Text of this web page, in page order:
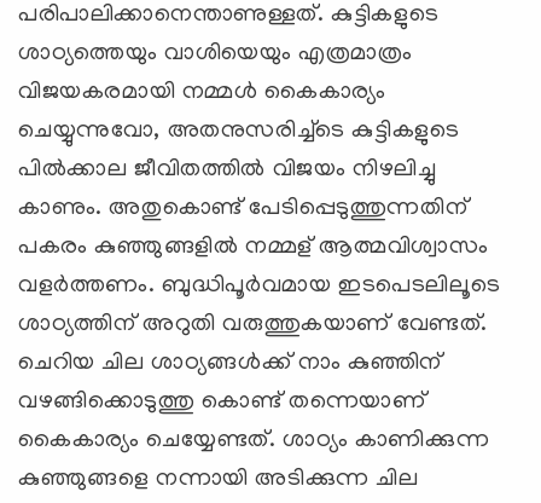
പരിപാലിക്കാനെന്താണുള്ളത്. കുട്ടികളുടെ
ശാഠ്യത്തെയും വാശിയെയും എത്രമാത്രം
വിജയകരമായി നമ്മള്‍ കൈകാര്യം
ചെയ്യുന്നുവോ, അതനുസരിച്ച്ടെ കുട്ടികളുടെ
പില്‍ക്കാല ജീവിതത്തില്‍ വിജയം നിഴലിച്ചു
കാണും. അതുകൊണ്ട് പേടിപ്പെടുത്തുന്നതിന്
പകരം കുഞ്ഞുങ്ങളില്‍ നമ്മള് ‍ആത്മവിശ്വാസം
വളര്‍ത്തണം. ബുദ്ധിപൂര്‍വമായ ഇടപെടലിലൂടെ
ശാഠ്യത്തിന് അറുതി വരുത്തുകയാണ് വേണ്ടത്.
ചെറിയ ചില ശാഠ്യങ്ങള്‍ക്ക് നാം കുഞ്ഞിന്
വഴങ്ങിക്കൊടുത്തു കൊണ്ട് തന്നെയാണ്
കൈകാര്യം ചെയ്യേണ്ടത്. ശാഠ്യം കാണിക്കുന്ന
കുഞ്ഞുങ്ങളെ നന്നായി അടിക്കുന്ന ചില